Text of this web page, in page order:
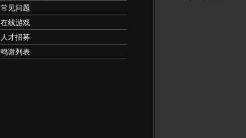
常见问题
在线游戏
人才招募
鸣谢列表